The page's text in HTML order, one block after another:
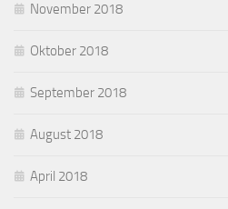
November 2018
Oktober 2018
September 2018
August 2018
April 2018